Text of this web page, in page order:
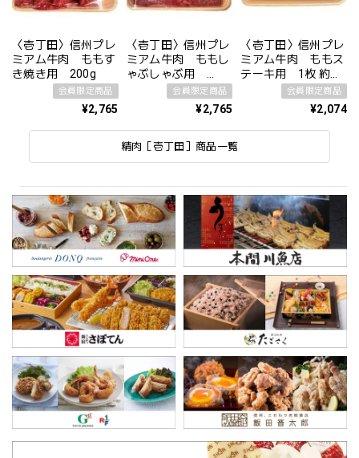
〈壱丁田〉信州プレ
ミアム牛肉 ももす
き焼き用 200g
会員限定商品
¥2,765
〈壱丁田〉信州プレ
ミアム牛肉 ももし
ゃぶしゃぶ用
会員限定商品
¥2,765
〈壱丁田〉信州プレ
ミアム牛肉 ももス
テーキ用 1枚 約
会員限定商品
¥2,074
精肉［壱丁田］商品一覧